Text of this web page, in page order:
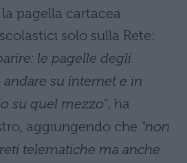
pagella cartacea
solo sulla Rete:
le pagelle degli
su internet e in
su quel mezzo", ha
aggiungendo che "non
telematiche ma anche